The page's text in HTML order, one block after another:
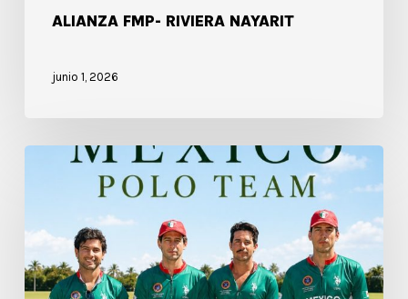
ALIANZA FMP- RIVIERA NAYARIT
junio 1, 2026